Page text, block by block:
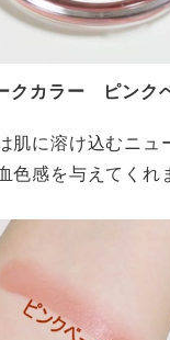
クカラー ピンク
肌に溶け込むニュ
色感を与えてくれ